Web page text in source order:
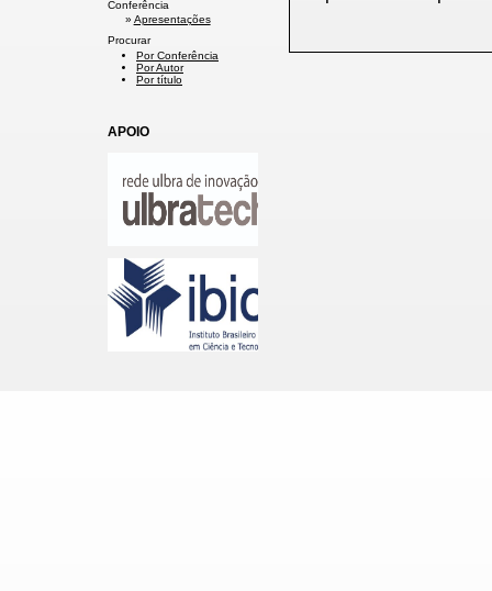
Conferência
» Apresentações
Procurar
Por Conferência
Por Autor
Por título
APOIO